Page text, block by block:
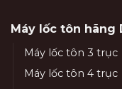
Máy lốc tôn hãng
Máy lốc tôn 3 trục
Máy lốc tôn 4 trục